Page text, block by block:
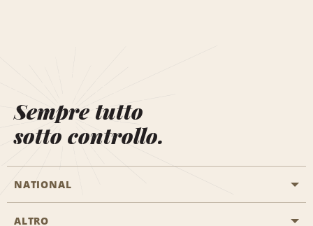
Sempre tutto
sotto controllo.
NATIONAL
Inizia una prenotazione
ALTRO